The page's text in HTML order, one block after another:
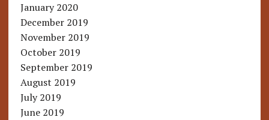
January 2020
December 2019
November 2019
October 2019
September 2019
August 2019
July 2019
June 2019